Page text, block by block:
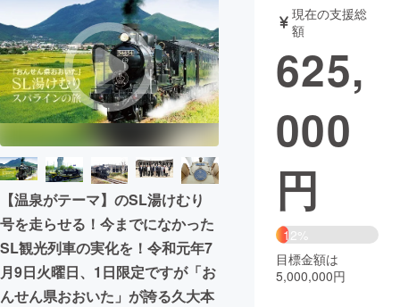
アート・写真 音楽
テクノロジー・ガジェット ゲーム・サ
映像・映画
ビジネス・起業
まちづくり・地域活性化
CAMPFIRE for Social Good
CAMPFIRE Creation
CAMPFIREふるさと納税machi-ya コミュニティ
【温泉がテーマ】のSL湯けむり
号を走らせる！今までになかった
SL観光列車の実化を！令和元年7
月9日火曜日、1日限定ですが「お
んせん県おおいた」が誇る久大本
現在の支援総
額
625,
000
円
12%
目標金額は
5,000,000円